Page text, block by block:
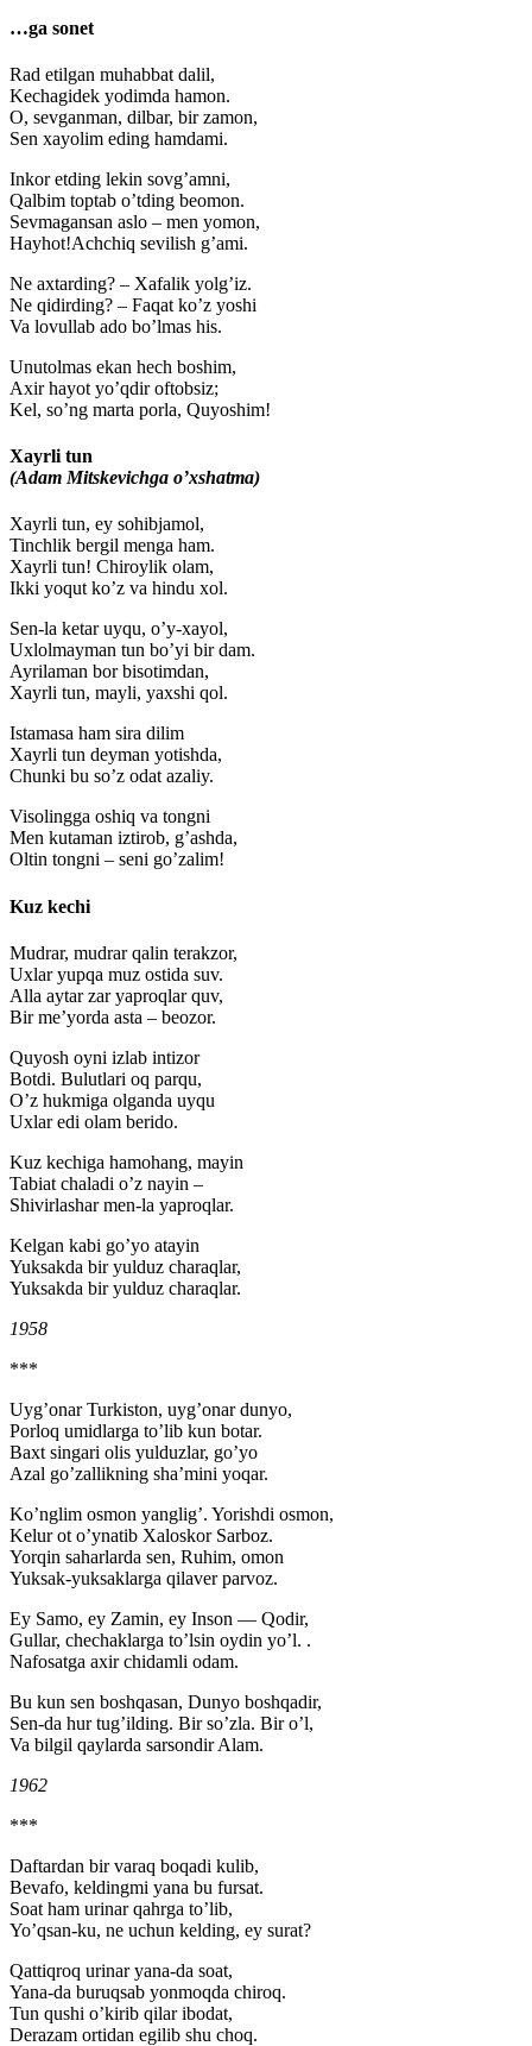
…ga sonet
Rad etilgan muhabbat dalil,
Kechagidek yodimda hamon.
O, sevganman, dilbar, bir zamon,
Sen xayolim eding hamdami.
Inkor etding lekin sovg’amni,
Qalbim toptab o’tding beomon.
Sevmagansan aslo – men yomon,
Hayhot!Achchiq sevilish g’ami.
Ne axtarding? – Xafalik yolg’iz.
Ne qidirding? – Faqat ko’z yoshi
Va lovullab ado bo’lmas his.
Unutolmas ekan hech boshim,
Axir hayot yo’qdir oftobsiz;
Kel, so’ng marta porla, Quyoshim!
Xayrli tun
(Adam Mitskevichga o’xshatma)
Xayrli tun, ey sohibjamol,
Tinchlik bergil menga ham.
Xayrli tun! Chiroylik olam,
Ikki yoqut ko’z va hindu xol.
Sen-la ketar uyqu, o’y-xayol,
Uxlolmayman tun bo’yi bir dam.
Ayrilaman bor bisotimdan,
Xayrli tun, mayli, yaxshi qol.
Istamasa ham sira dilim
Xayrli tun deyman yotishda,
Chunki bu so’z odat azaliy.
Visolingga oshiq va tongni
Men kutaman iztirob, g’ashda,
Oltin tongni – seni go’zalim!
Kuz kechi
Mudrar, mudrar qalin terakzor,
Uxlar yupqa muz ostida suv.
Alla aytar zar yaproqlar quv,
Bir me’yorda asta – beozor.
Quyosh oyni izlab intizor
Botdi. Bulutlari oq parqu,
O’z hukmiga olganda uyqu
Uxlar edi olam berido.
Kuz kechiga hamohang, mayin
Tabiat chaladi o’z nayin –
Shivirlashar men-la yaproqlar.
Kelgan kabi go’yo atayin
Yuksakda bir yulduz charaqlar,
Yuksakda bir yulduz charaqlar.
1958
***
Uyg’onar Turkiston, uyg’onar dunyo,
Porloq umidlarga to’lib kun botar.
Baxt singari olis yulduzlar, go’yo
Azal go’zallikning sha’mini yoqar.
Ko’nglim osmon yanglig’. Yorishdi osmon,
Kelur ot o’ynatib Xaloskor Sarboz.
Yorqin saharlarda sen, Ruhim, omon
Yuksak-yuksaklarga qilaver parvoz.
Ey Samo, ey Zamin, ey Inson — Qodir,
Gullar, chechaklarga to’lsin oydin yo’l. .
Nafosatga axir chidamli odam.
Bu kun sen boshqasan, Dunyo boshqadir,
Sen-da hur tug’ilding. Bir so’zla. Bir o’l,
Va bilgil qaylarda sarsondir Alam.
1962
***
Daftardan bir varaq boqadi kulib,
Bevafo, keldingmi yana bu fursat.
Soat ham urinar qahrga to’lib,
Yo’qsan-ku, ne uchun kelding, ey surat?
Qattiqroq urinar yana-da soat,
Yana-da buruqsab yonmoqda chiroq.
Tun qushi o’kirib qilar ibodat,
Derazam ortidan egilib shu choq.